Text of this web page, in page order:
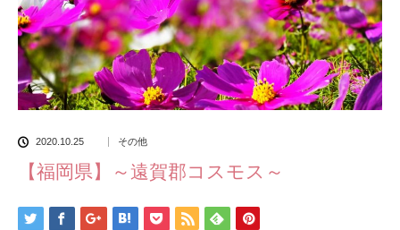
2020.10.25 その他
【福岡県】～遠賀郡コスモス～